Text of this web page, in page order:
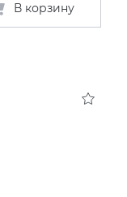
В корзину